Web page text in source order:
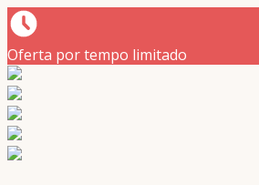
Oferta por tempo limitado